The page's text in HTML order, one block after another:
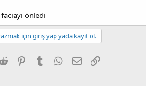
önledi
için giriş yap yada kayıt ol.
Reddit PinterestTumblr WhatsApp
E-posta